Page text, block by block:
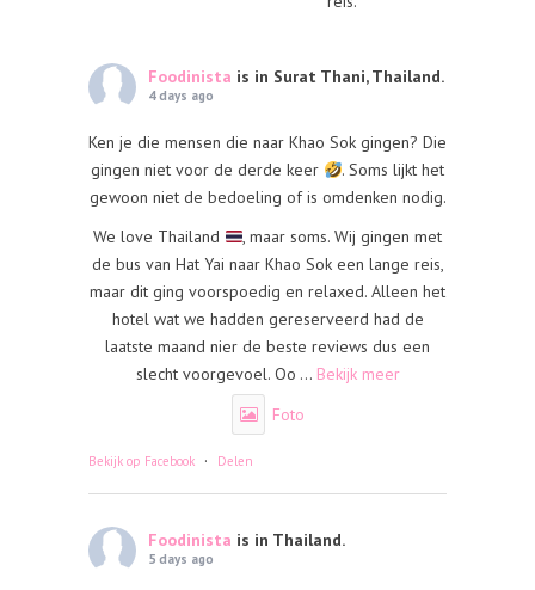
Foodinista is in Surat Thani, Thailand.
4 days ago
Ken je die mensen die naar Khao Sok gingen? Die
gingen niet voor de derde keer
. Soms lijkt het
gewoon niet de bedoeling of is omdenken nodig.
We love Thailand
, maar soms. Wij gingen met
de bus van Hat Yai naar Khao Sok een lange reis,
maar dit ging voorspoedig en relaxed. Alleen het
hotel wat we hadden gereserveerd had de
laatste maand nier de beste reviews dus een
slecht voorgevoel. Oo ... Bekijk meer
Foto
Bekijk op Facebook · Delen
Foodinista is in Thailand.
5 days ago